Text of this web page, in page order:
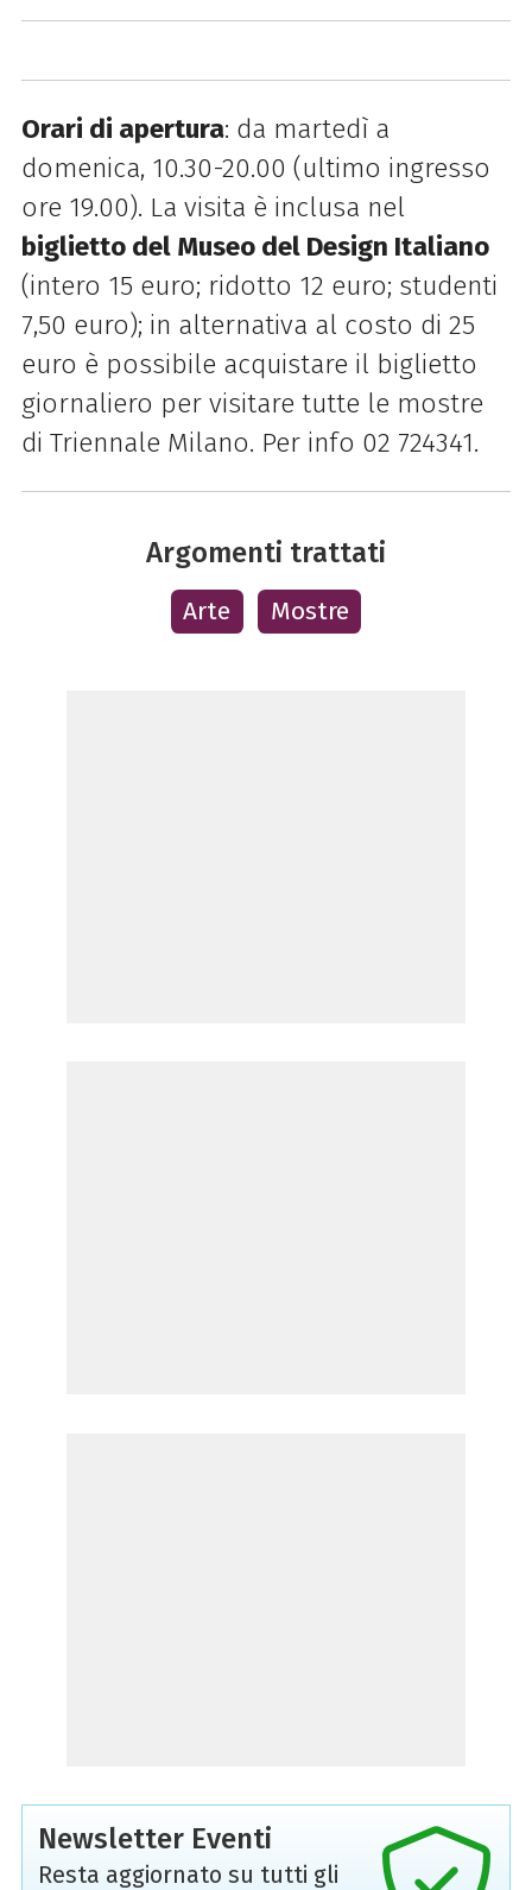
Orari di apertura: da martedì a
domenica, 10.30-20.00 (ultimo ingresso
ore 19.00). La visita è inclusa nel
biglietto del Museo del Design Italiano
(intero 15 euro; ridotto 12 euro; studenti
7,50 euro); in alternativa al costo di 25
euro è possibile acquistare il biglietto
giornaliero per visitare tutte le mostre
di Triennale Milano. Per info 02 724341.
Argomenti trattati
Arte Mostre
Newsletter Eventi
Resta aggiornato su tutti gli